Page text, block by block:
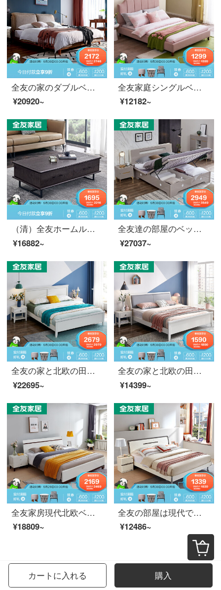
全友の家のダブルベッドのベッド綿麻軟は大きいベッドに頼って現代北欧の主な寝室の木のフレームの柔らかいベッドの結婚ベッドの105112ベドです。
¥20920~
全友家庭シングルベッド現代簡単布芸軟はベッドの娘部屋の王女のベッドに寄りかかります。
¥12182~
（清）全友ホームルーテルテルテルテルテルビクターグループ黒胡桃色水曲柳実木セット家具意式简约的なパッケージ収纳テーサイド茶箱125101ロベルト
¥16882~
全友達の部屋のベッドの高箱のダブルベッドは現代で簡単で多機能のものを保管するベッドは軽くて贅沢な主な寝室の1.8メートルの1.5 mの大きいベッドの126005 1.8 mの高箱のベッド+ベッドの頭台*2
¥27037~
全友の家と北欧の田園のシングルベッドは1.5メートル1.8メートルの木のフレームワークのベッドルームの家具のクヌギの紋様のベッド125801 1.8ベッド+マットレス*1+105069マットレス
¥22695~
全友の家と北欧の田園皮芸ソフトはシングルのツインベッドのスクリーンによって物を保管することができます。
¥14399~
全友家房現代北欧ベッド1.5/1.8メートルベッドルーム家具ベッドベッド121803ベッド+ベッドヘッド棚*1+10511マット1800*2000
¥18809~
全友の部屋は現代でシンプルで、寝室の家具環境に優しいダブルベッド1.8 m/1.5 mフレームベッドのベッドセットセット122701ベッド+左のベッドの頭台1500*2000
¥12486~
カートに入れる 購入